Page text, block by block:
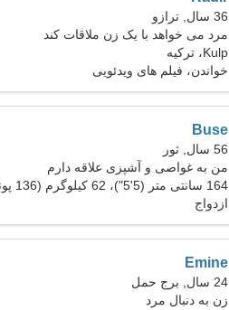
36 سال, ترازو
مرد می خواهد با یک زن ملاقات کند
Kulp، ترکیه
خواندن، فیلم های ویدئویی
Buse
56 سال, ثور
من به غواصی و آشپزی علاقه دارم
164 سانتی متر (5'5")، 62 کیلوگرم (136 پوند)
ازدواج
Emine
24 سال, برج حمل
زن به دنبال مرد